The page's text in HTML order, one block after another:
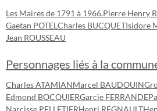
Les Maires de 1791 à 1966.Pierre Henry
Gaëtan POTEL Charles BUCQUETIsidore
Jean ROUSSEAU
Personnages liés à la
Charles ATAMIANMarcel BAUDOUIN
Edmond BOCQUIERGarcie FERRANDE
Narcisse PELLETIERHenri REGNAULT